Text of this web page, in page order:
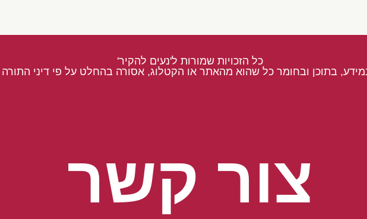
כל הזכויות שמורות ל'נעים להקיר'
בתוכן ובחומר כל שהוא מהאתר או הקטלוג, אסורה בהחלט על פי דיני התורה
צור קשר